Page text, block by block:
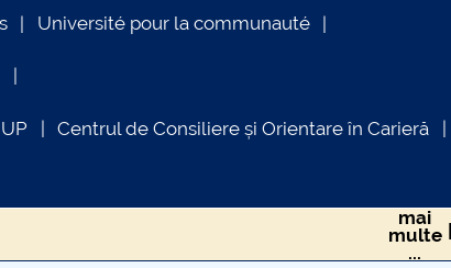
Université pour la communauté
Centrul de Consiliere și Orientare în Carieră
mai
multe
...